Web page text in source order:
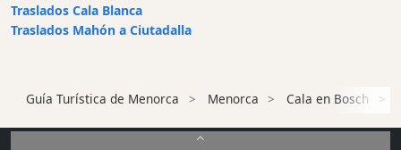
Discoteca
Terrazas
Beach
Traslados Cala Blanca
Traslados Mahón a Ciutadalla
Guía Turística de Menorca Menorca Cala en Bosch